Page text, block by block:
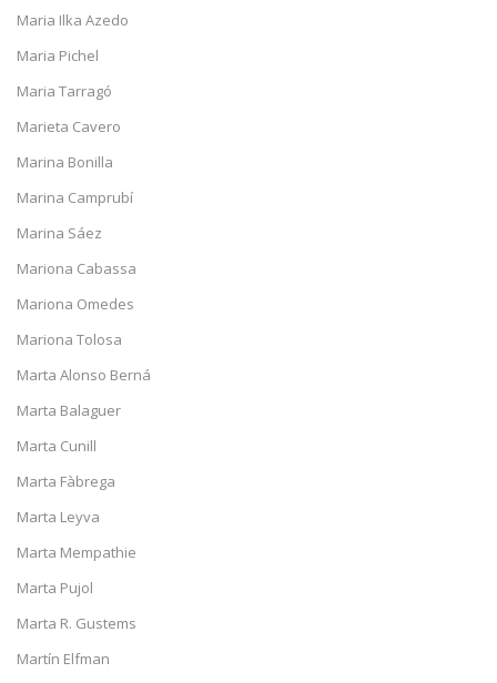
Maria Ilka Azedo
Maria Pichel
Maria Tarragó
Marieta Cavero
Marina Bonilla
Marina Camprubí
Marina Sáez
Mariona Cabassa
Mariona Omedes
Mariona Tolosa
Marta Alonso Berná
Marta Balaguer
Marta Cunill
Marta Fàbrega
Marta Leyva
Marta Mempathie
Marta Pujol
Marta R. Gustems
Martín Elfman